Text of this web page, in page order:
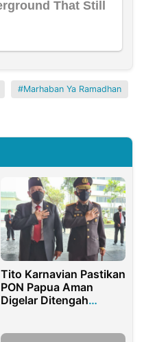
Marhaban Ya Ramadhan
Tito Karnavian Pastikan
PON Papua Aman
Digelar Ditengah